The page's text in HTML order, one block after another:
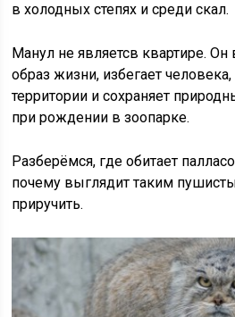
в холодных степях и среди скал.
Манул не являетсв квартире.
образ жизни, избегает
территории и сохраняет
при рождении в зоопарке.
Разберёмся, где обитает
почему выглядит таким
приручить.